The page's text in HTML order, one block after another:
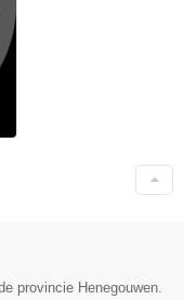
provincie Henegouwen.